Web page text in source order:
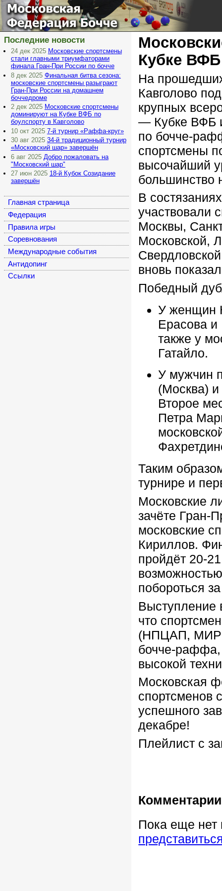
Московская
Федерация Бочче
Кубке
На
Кавголово
крупных
— Кубке ВФБ
по бочче-
спортсмены
высочайший
большинство
В
участвовали
Москвы,
Московской,
вновь
Победный
У женщин
Ерасова
также у
Гатайло.
У мужчин
(Москва)
Второе
Петра
Таким
турнире и
Московские
зачёте Гран-
московские
Кириллов.
пройдёт 20-
побороться
Выступление
что
(НПЦАП,
бочче-раффа,
высокой
Московская
спортсменов
успешного
декабре!
Плейлист с
Комментарии
Пока еще нет
Последние новости
24 дек 2025 Московские спортсмены
стали главными триумфаторами
финала Гран-При России по бочче
8 дек 2025 Финальная битва сезона:
московские спортсмены разыграют
Гран-При России на домашнем
боччедроме
2 дек 2025 Московские спортсмены
доминируют на Кубке ВФБ по
боулспорту в Кавголово
10 окт 2025 7-й турнир «Раффа-круг»
30 авг 2025 34-й традиционный турнир
«Московский шар» завершён
6 авг 2025 Добро пожаловать на
"Московский шар"
27 июн 2025 18-й Кубок Созидание
завершён
Главная страница
Федерация
Правила игры
Соревнования
Международные события
Антидопинг
Cсылки